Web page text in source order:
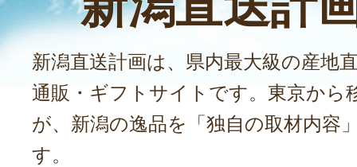
新潟直送計画は、県内最大級の産地
通販・ギフトサイトです。東京から
が、新潟の逸品を「独自の取材内容
す。